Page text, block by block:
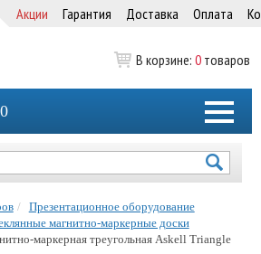
Акции Гарантия Доставка Оплата
В корзине: 0 товаров
Презентационное оборудование
магнитно-маркерные доски
маркерная треугольная Askell Triangle